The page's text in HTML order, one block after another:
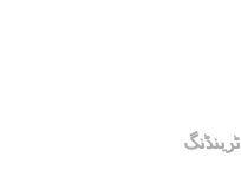
ٹرینڈنگ